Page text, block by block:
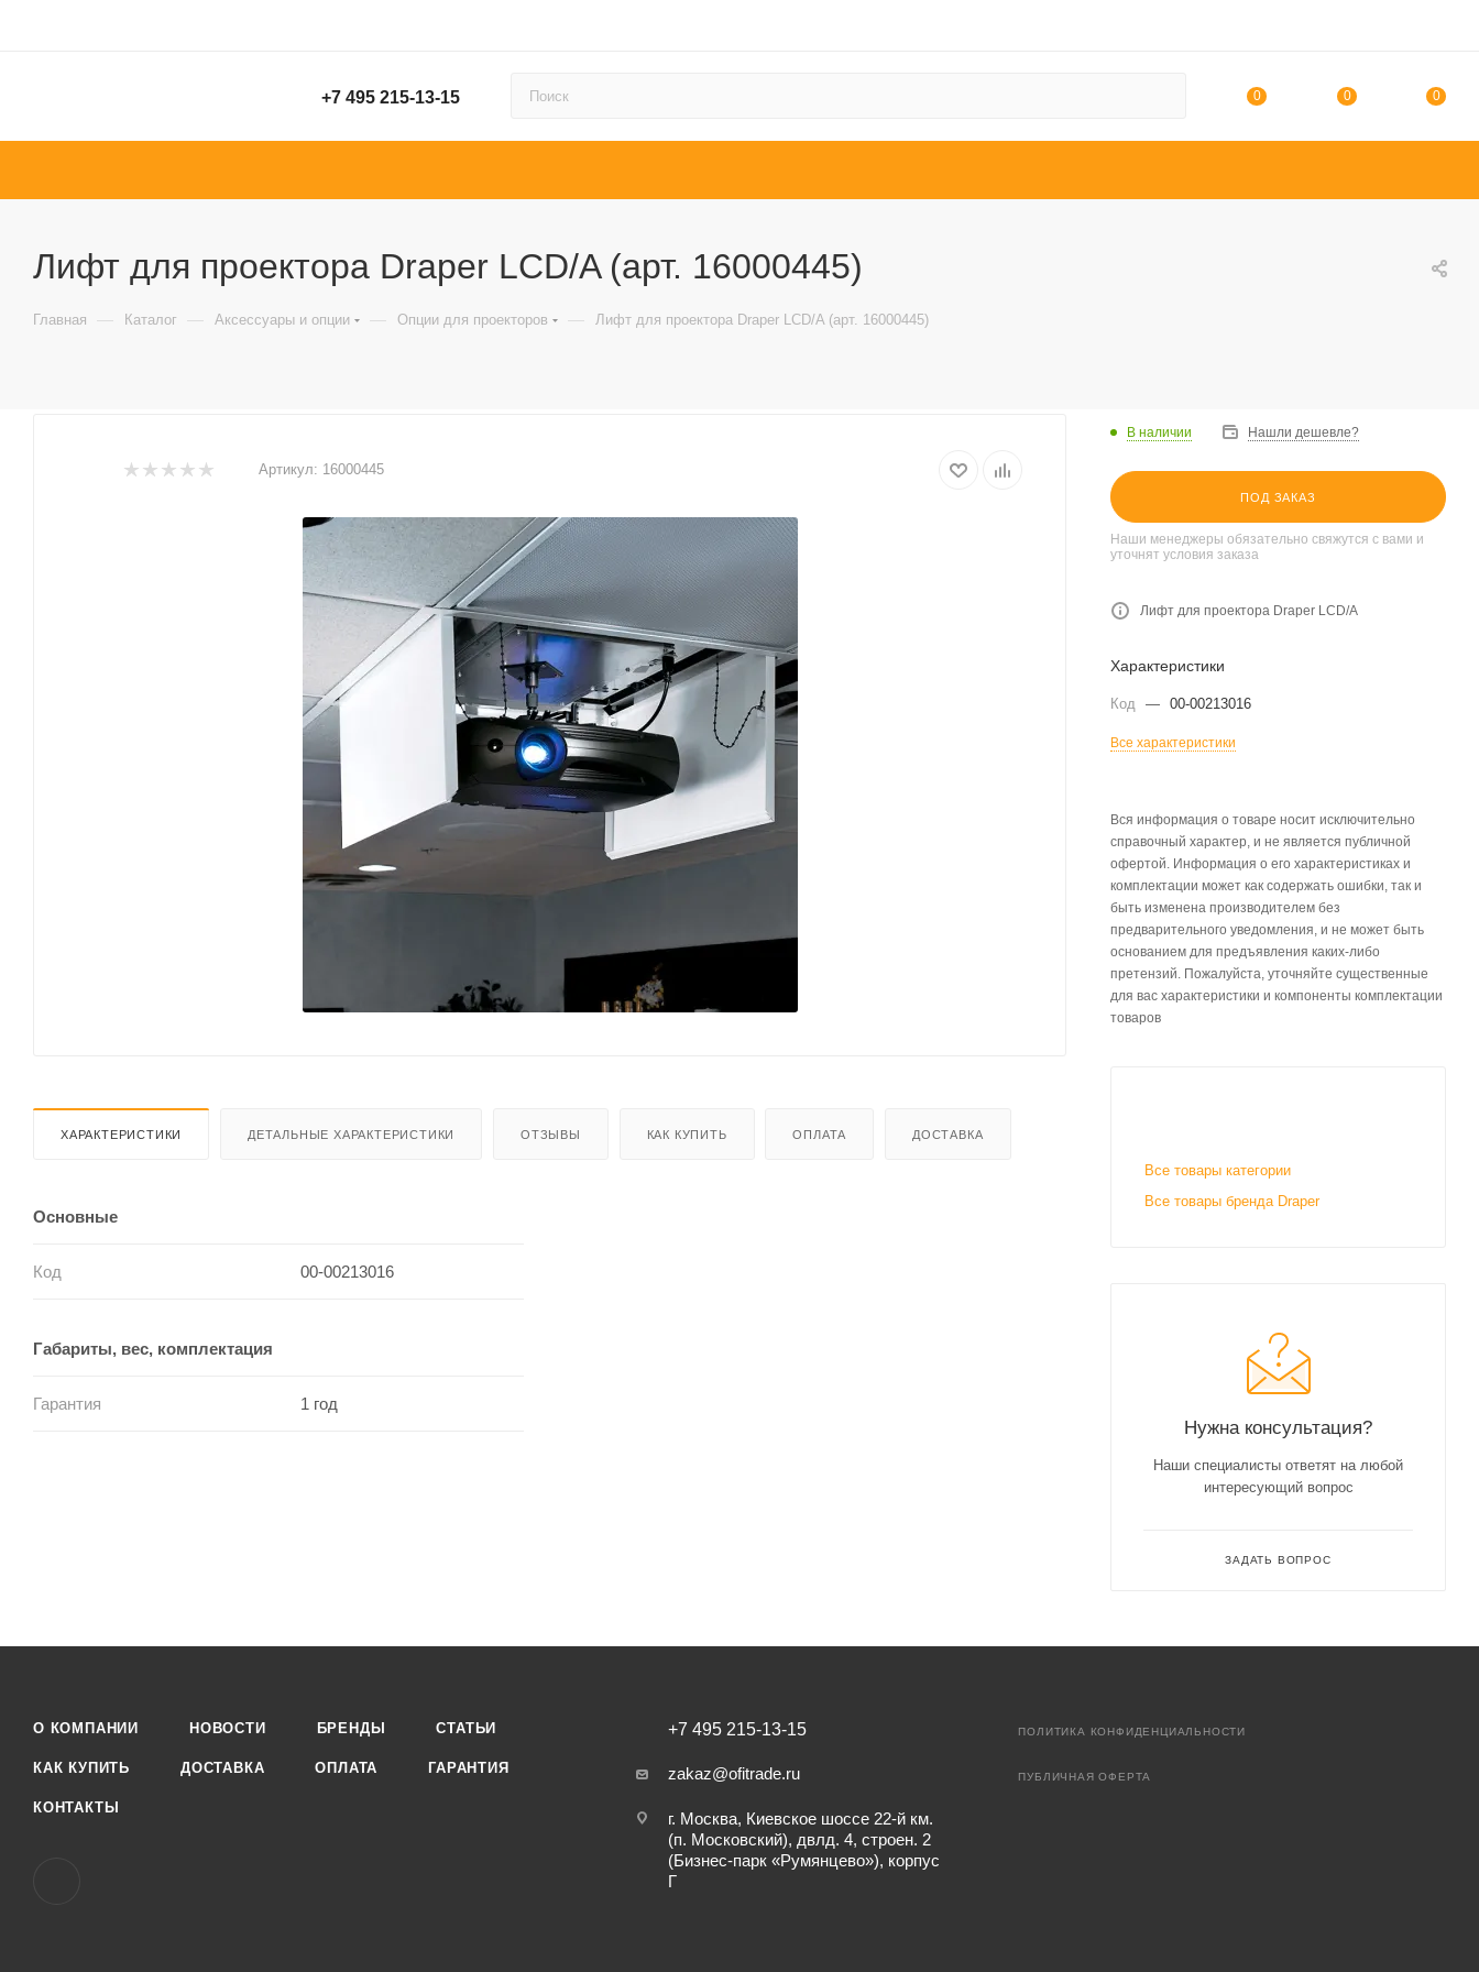
+7 495 215-13-15 0 0 0
Лифт для проектора Draper LCD/A (арт. 16000445)
Главная — Каталог — Аксессуары и опции — Опции для проекторов — Лифт для проектора Draper LCD/A (арт. 16000445)
Артикул: 16000445
ХАРАКТЕРИСТИКИ ДЕТАЛЬНЫЕ ХАРАКТЕРИСТИКИ ОТЗЫВЫ КАК КУПИТЬ ОПЛАТА ДОСТАВКА
Основные
Код 00-00213016
Габариты, вес, комплектация
Гарантия 1 год
В наличии Нашли дешевле?
ПОД ЗАКАЗ
Наши менеджеры обязательно свяжутся с вами и
уточнят условия заказа
Лифт для проектора Draper LCD/A
Характеристики
Код — 00-00213016
Все характеристики
Вся информация о товаре носит исключительно
справочный характер, и не является публичной
офертой. Информация о его характеристиках и
комплектации может как содержать ошибки, так и
быть изменена производителем без
предварительного уведомления, и не может быть
основанием для предъявления каких-либо
претензий. Пожалуйста, уточняйте существенные
для вас характеристики и компоненты комплектации
товаров
Все товары категории
Все товары бренда Draper
Нужна консультация?
Наши специалисты ответят на любой
интересующий вопрос
ЗАДАТЬ ВОПРОС
О КОМПАНИИ НОВОСТИ БРЕНДЫ СТАТЬИ
КАК КУПИТЬ ДОСТАВКА ОПЛАТА ГАРАНТИЯ
КОНТАКТЫ
+7 495 215-13-15
zakaz@ofitrade.ru
г. Москва, Киевское шоссе 22-й км.
(п. Московский), двлд. 4, строен. 2
(Бизнес-парк «Румянцево»), корпус
Г
ПОЛИТИКА КОНФИДЕНЦИАЛЬНОСТИ
ПУБЛИЧНАЯ ОФЕРТА